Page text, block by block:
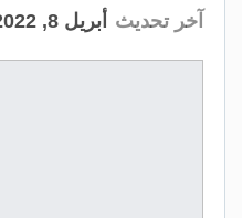
آخر تحديث أبريل 8, 2022